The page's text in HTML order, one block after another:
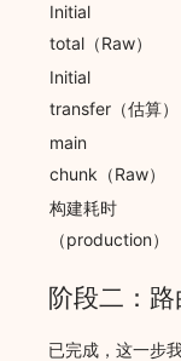
Initial
total（Raw）
Initial
transfer（估算）
main
chunk（Raw）
构建耗时
（production）
阶段二：
已完成，这一步